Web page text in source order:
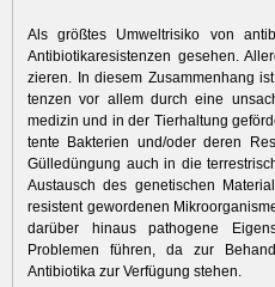
Als größtes Umweltrisiko von
Antibiotikaresistenzen gesehen.
zieren. In diesem Zusammenhang
tenzen vor allem durch eine
medizin und in der Tierhaltung
tente Bakterien und/oder deren
Gülledüngung auch in die
Austausch des genetischen
resistent gewordenen
darüber hinaus pathogene
Problemen führen, da zur
Antibiotika zur Verfügung stehen.